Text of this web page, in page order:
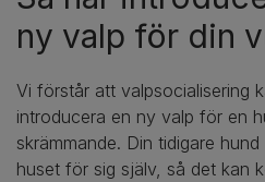
ny valp för din
Vi förstår att valpsocialisering
introducera en ny valp för en
skrämmande. Din tidigare
huset för sig själv, så det kan